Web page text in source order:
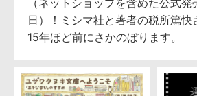
日）！ミシマ社と著者の税所篤快
15年ほど前にさかのぼります。